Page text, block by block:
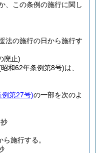
、この条例の施行に関し
法の施行の日から施行す
廃止)
和62年条例第8号)は、
第27号)の一部を次のよ
抄
施行する。